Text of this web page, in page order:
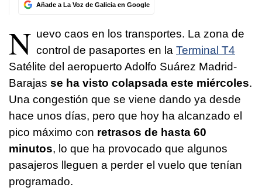
Añade a La Voz de Galicia en Google
N uevo caos en los transportes. La zona de
control de pasaportes en la Terminal T4
Satélite del aeropuerto Adolfo Suárez Madrid-
Barajas se ha visto colapsada este miércoles.
Una congestión que se viene dando ya desde
hace unos días, pero que hoy ha alcanzado el
pico máximo con retrasos de hasta 60
minutos, lo que ha provocado que algunos
pasajeros lleguen a perder el vuelo que tenían
programado.